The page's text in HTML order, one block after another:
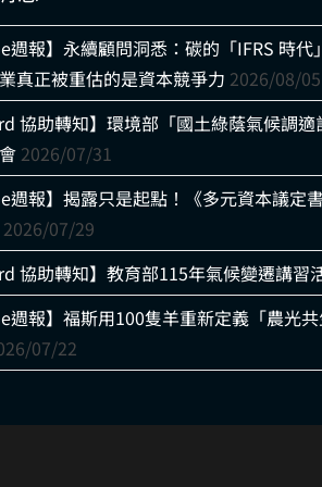
週報】永續顧問洞悉：碳的「IFRS 時
真正被重估的是資本競爭力 2026/08/05
協助轉知】環境部「國土綠蔭氣候調
2026/07/31
週報】揭露只是起點！《多元資本議定
2026/07/29
協助轉知】教育部115年氣候變遷講習
週報】福斯用100隻羊重新定義「農光
07/22